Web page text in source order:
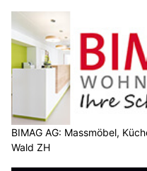
BIMAG AG: Massmöbel,
Wald ZH